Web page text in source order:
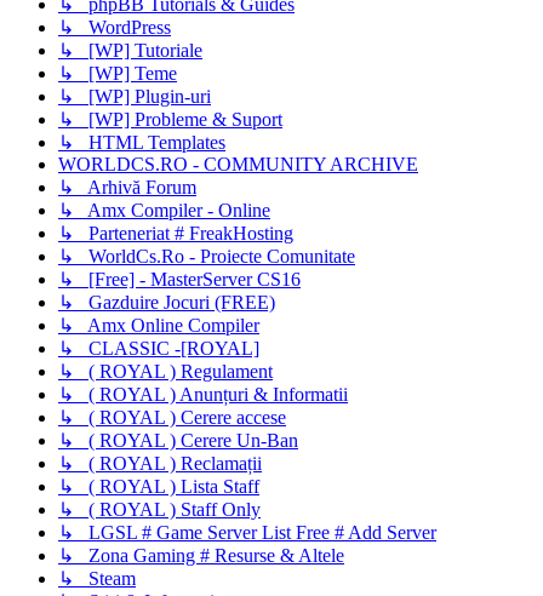
↳ WordPress
↳ [WP] Tutoriale
↳ [WP] Teme
↳ [WP] Plugin-uri
↳ [WP] Probleme & Suport
↳ HTML Templates
WORLDCS.RO - COMMUNITY ARCHIVE
↳ Arhivă Forum
↳ Amx Compiler - Online
↳ Parteneriat # FreakHosting
↳ WorldCs.Ro - Proiecte Comunitate
↳ [Free] - MasterServer CS16
↳ Gazduire Jocuri (FREE)
↳ Amx Online Compiler
↳ CLASSIC -[ROYAL]
↳ ( ROYAL ) Regulament
↳ ( ROYAL ) Anunțuri & Informatii
↳ ( ROYAL ) Cerere accese
↳ ( ROYAL ) Cerere Un-Ban
↳ ( ROYAL ) Reclamații
↳ ( ROYAL ) Lista Staff
↳ ( ROYAL ) Staff Only
↳ LGSL # Game Server List Free # Add Server
↳ Zona Gaming # Resurse & Altele
↳ Steam